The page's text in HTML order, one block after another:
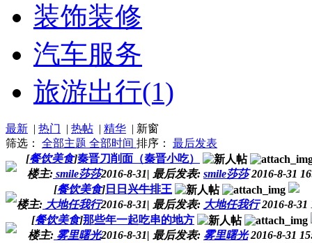
装饰装修
汽车服务
旅游出行(1)
最新 | 热门 | 热帖 | 精华 | 新窗
筛选： 全部主题 全部时间 排序： 最后发表
[餐饮美食]秦晋刀削面（秦晋小吃）
楼主: smile莎莎2016-8-31| 最后发表: smile莎莎2016-8-31
[餐饮美食] 日日兴牛排王
楼主: 大地任我行2016-8-31| 最后发表: 大地任我行2016-8-31
[餐饮美食]那些年一起吃串的地方
楼主: 雾里曙光2016-8-31| 最后发表: 雾里曙光2016-8-31